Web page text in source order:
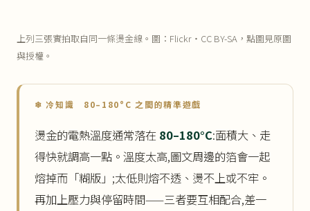
上列三張實拍取自同一條燙金線。圖：Flickr・CC BY-SA，點圖見原圖
與授權。
❄ 冷知識 80–180°C 之間的精準遊戲
燙金的電熱溫度通常落在 80–180°C:面積大、走
得快就調高一點。溫度太高,圖文周邊的箔會一起
熔掉而「糊版」;太低則熔不透、燙不上或不牢。
再加上壓力與停留時間——三者要互相配合,差一